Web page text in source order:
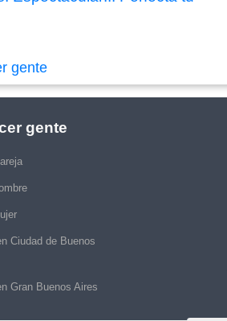
gente
gente
Ciudad de Buenos
Gran Buenos Aires